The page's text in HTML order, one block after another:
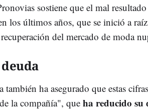
sostiene que el mal
los últimos años, que se inició a
del mercado de moda
también ha asegurado que estas
la compañía", que ha reducido su